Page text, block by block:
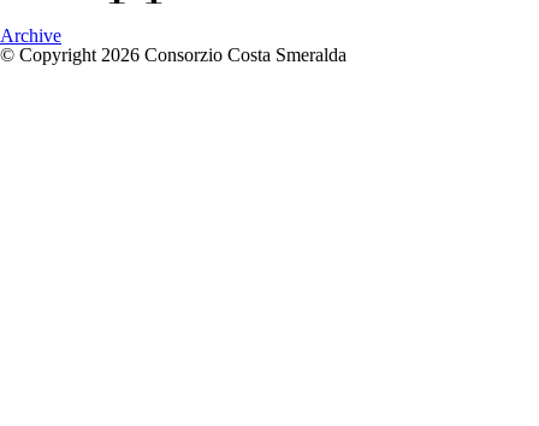
Archive
© Copyright 2026 Consorzio Costa Smeralda